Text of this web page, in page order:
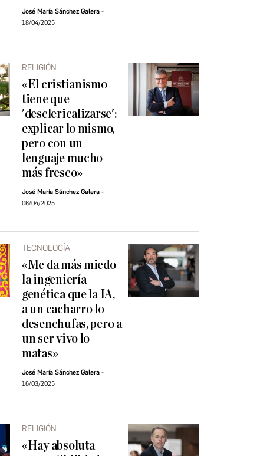
José María Sánchez Galera
18/04/2025
RELIGIÓN
«El cristianismo
tiene que
'desclericalizarse':
explicar lo mismo,
pero con un
lenguaje mucho
más fresco»
José María Sánchez Galera
06/04/2025
TECNOLOGÍA
«Me da más miedo
la ingeniería
genética que la IA,
a un cacharro lo
desenchufas, pero a
un ser vivo lo
matas»
José María Sánchez Galera
16/03/2025
RELIGIÓN
«Hay absoluta